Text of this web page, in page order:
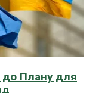
до Плану для